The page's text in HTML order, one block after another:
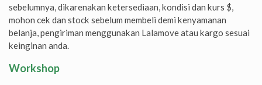
sebelumnya, dikarenakan ketersediaan, kondisi dan kurs $,
mohon cek dan stock sebelum membeli demi kenyamanan
belanja, pengiriman menggunakan Lalamove atau kargo sesuai
keinginan anda.
Workshop